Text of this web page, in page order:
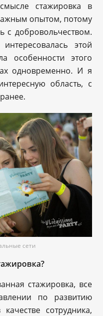
стажировка в
опытом, потому
с добровольчеством.
этой
особенности этого
одновременно. И я
область, с
сети
стажировка, все
по развитию
сотрудника,